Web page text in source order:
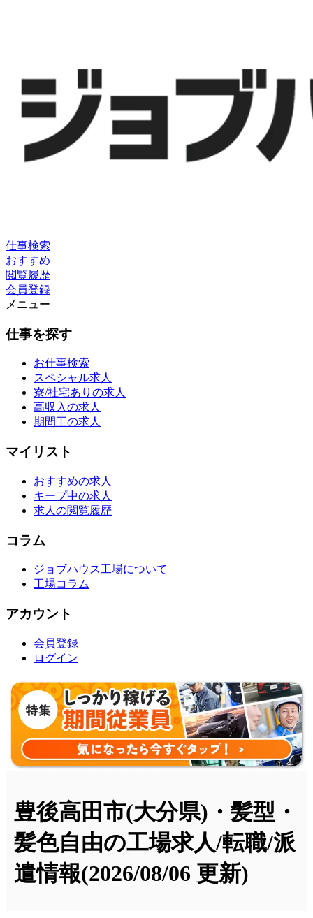
仕事検索
おすすめ
閲覧履歴
会員登録
メニュー
仕事を探す
お仕事検索
スペシャル求人
寮/社宅ありの求人
高収入の求人
期間工の求人
マイリスト
おすすめの求人
キープ中の求人
求人の閲覧履歴
コラム
ジョブハウス工場について
工場コラム
アカウント
会員登録
ログイン
豊後高田市(大分県)・髪型・
髪色自由の工場求人/転職/派
遣情報(2026/08/06 更新)